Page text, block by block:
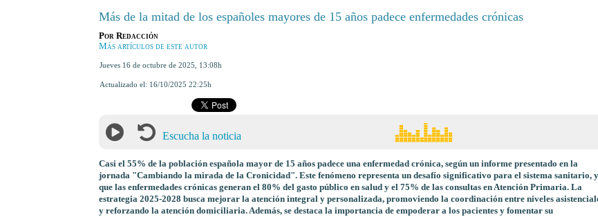
Más de la mitad de los españoles mayores de 15 años padece enfermedades crónicas
Por Redacción
Más artículos de este autor
jueves 16 de octubre de 2025 13:08h
Actualizado el: 16/10/2025 22:25h
Escucha la noticia
Casi el 55% de la población española mayor de 15 años padece una enfermedad crónica, según un informe presentado en la
jornada "Cambiando la mirada de la Cronicidad". Este fenómeno representa un desafío significativo para el sistema sanitario,
que las enfermedades crónicas generan el 80% del gasto público en salud y el 75% de las consultas en Atención Primaria. La
estrategia 2025-2028 busca mejorar la atención integral y personalizada, promoviendo la coordinación entre niveles
y reforzando la atención domiciliaria. Además, se destaca la importancia de empoderar a los pacientes y fomentar su